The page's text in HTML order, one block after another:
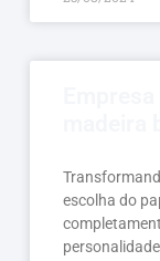
escolha do